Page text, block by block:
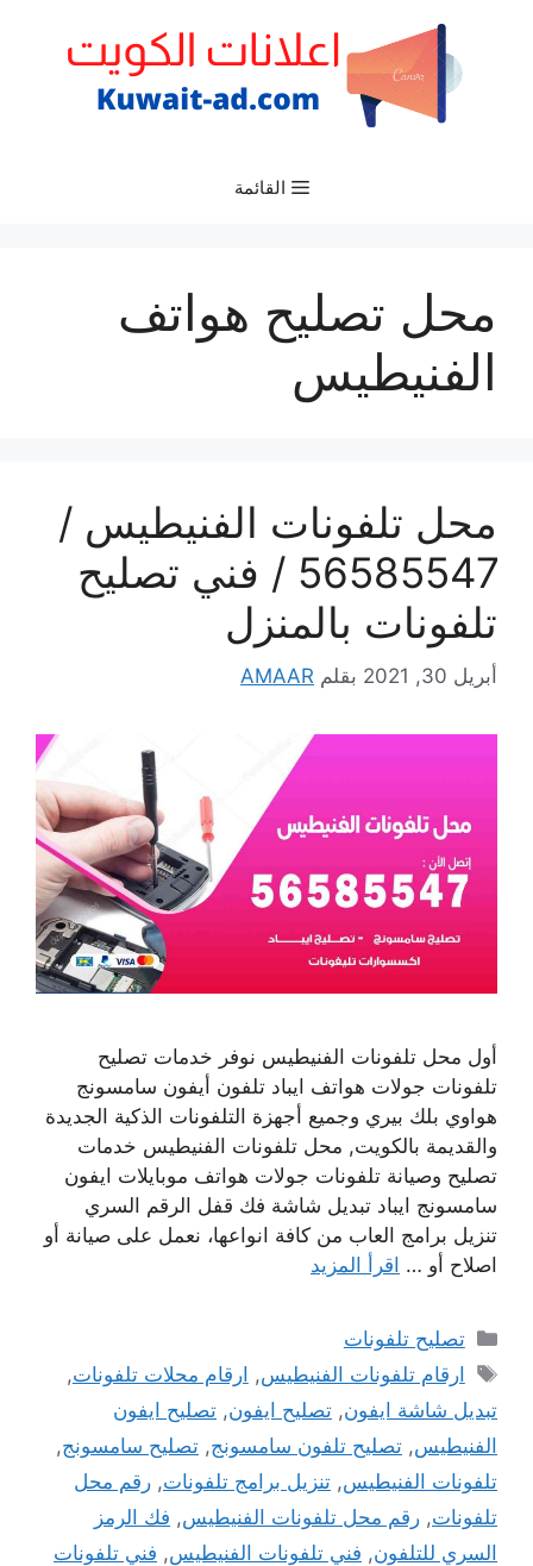
القائمة
محل تصليح هواتف
الفنيطيس
محل تلفونات الفنيطيس /
56585547 / فني تصليح
تلفونات بالمنزل
أبريل 30, 2021 بقلم AMAAR
أول محل تلفونات الفنيطيس نوفر خدمات تصليح
تلفونات جولات هواتف ايباد تلفون أيفون سامسونج
هواوي بلك بيري وجميع أجهزة التلفونات الذكية الجديدة
والقديمة بالكويت, محل تلفونات الفنيطيس خدمات
تصليح وصيانة تلفونات جولات هواتف موبايلات ايفون
سامسونج ايباد تبديل شاشة فك قفل الرقم السري
تنزيل برامج العاب من كافة انواعها، نعمل على صيانة أو
اصلاح أو … اقرأ المزيد
التصنيفات
تصليح تلفونات
الوسوم
ارقام تلفونات الفنيطيس, ارقام محلات تلفونات,
تبديل شاشة ايفون, تصليح ايفون, تصليح ايفون
الفنيطيس, تصليح تلفون سامسونج, تصليح سامسونج,
تلفونات الفنيطيس, تنزيل برامج تلفونات, رقم محل
تلفونات, رقم محل تلفونات الفنيطيس, فك الرمز
السري للتلفون, فني تلفونات الفنيطيس, فني تلفونات